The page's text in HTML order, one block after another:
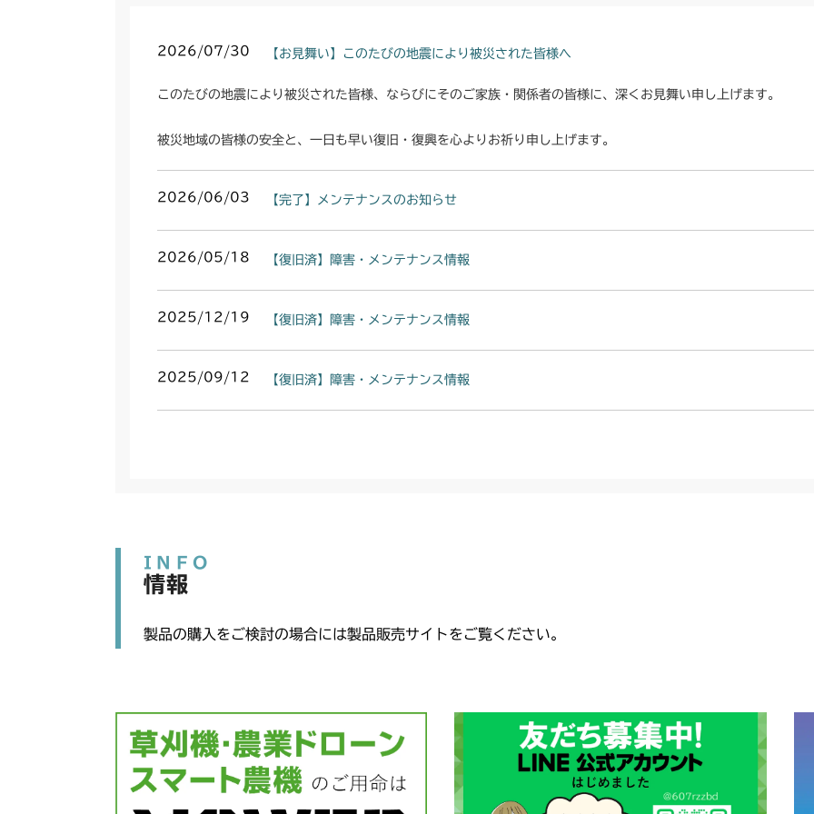
2026/07/30 【お見舞い】このたびの地震により被災された皆様へ
このたびの地震により被災された皆様、ならびにそのご家族・関係者の皆様に、深くお見舞い申し上げます。
被災地域の皆様の安全と、一日も早い復旧・復興を心よりお祈り申し上げます。
2026/06/03 【完了】メンテナンスのお知らせ
2026/05/18 【復旧済】障害・メンテナンス情報
2025/12/19 【復旧済】障害・メンテナンス情報
2025/09/12 【復旧済】障害・メンテナンス情報
INFO
情報
製品の購入をご検討の場合には製品販売サイトをご覧ください。